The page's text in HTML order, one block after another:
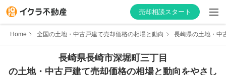
売却相談スタート
Home 全国の土地・中古戸建て売却価格の相場と動向 長崎県の土地・中
長崎県長崎市深堀町三丁目
の土地・中古戸建て売却価格の相場と動向をやさし